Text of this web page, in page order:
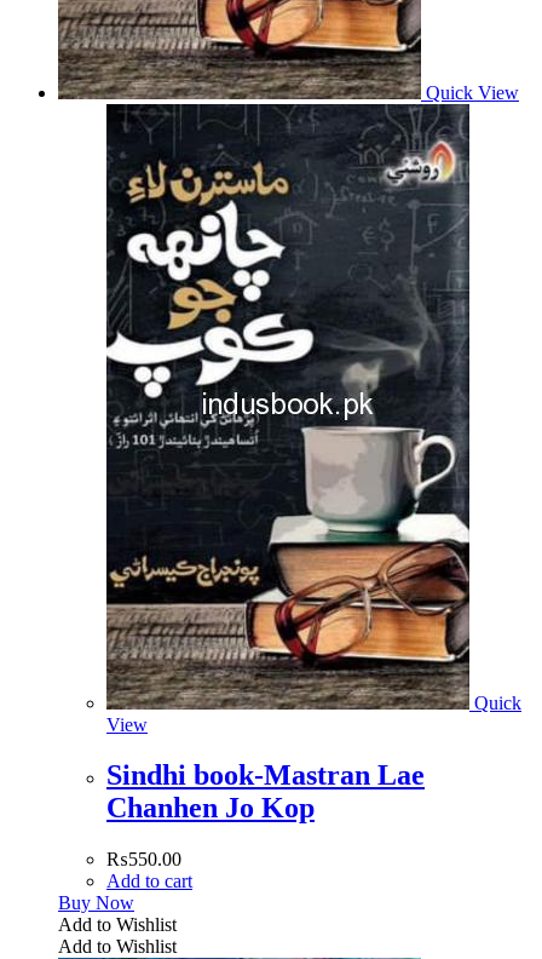
Quick View
Quick
View
Sindhi book-Mastran Lae
Chanhen Jo Kop
₨550.00
Add to cart
Buy Now
Add to Wishlist
Add to Wishlist